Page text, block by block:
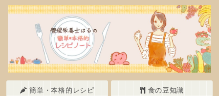
簡単・本格的レシピ 食の豆知識